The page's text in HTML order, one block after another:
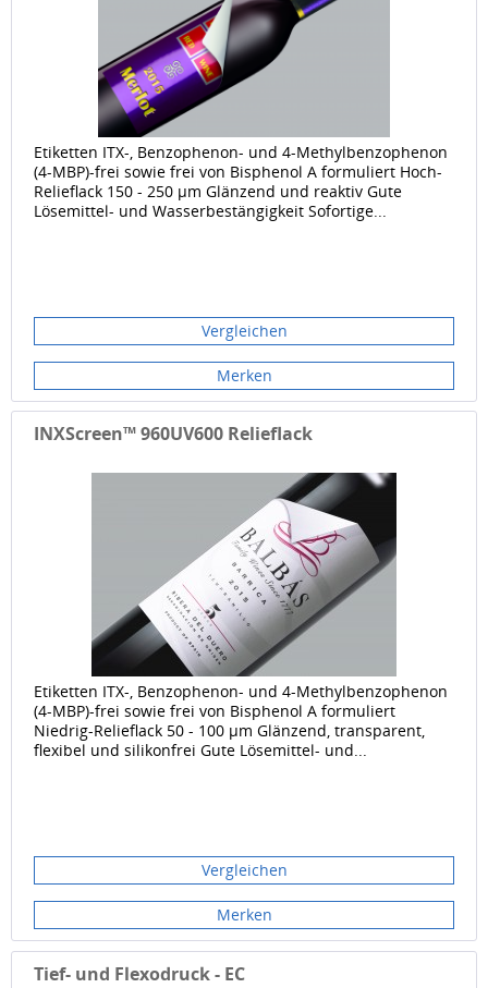
Etiketten ITX-, Benzophenon- und 4-Methylbenzophenon
(4-MBP)-frei sowie frei von Bisphenol A formuliert Hoch-
Relieflack 150 - 250 μm Glänzend und reaktiv Gute
Lösemittel- und Wasserbestängigkeit Sofortige...
Vergleichen
Merken
INXScreen™ 960UV600 Relieflack
Etiketten ITX-, Benzophenon- und 4-Methylbenzophenon
(4-MBP)-frei sowie frei von Bisphenol A formuliert
Niedrig-Relieflack 50 - 100 μm Glänzend, transparent,
flexibel und silikonfrei Gute Lösemittel- und...
Vergleichen
Merken
Tief- und Flexodruck - EC